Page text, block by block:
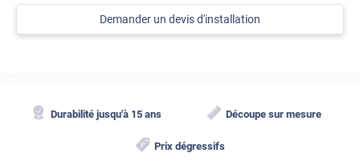
Ras
*****
Il y a 43 jours
Nickel !
Il y a 45 jours
Reçue en cadeau avec ma commande ! Pratique et
Demander un devis d'installation
Durabilité jusqu'à 15 ans Découpe sur mesure
Prix dégressifs